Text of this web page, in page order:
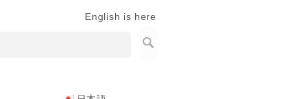
English is here